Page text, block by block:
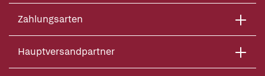
Zahlungsarten
Hauptversandpartner